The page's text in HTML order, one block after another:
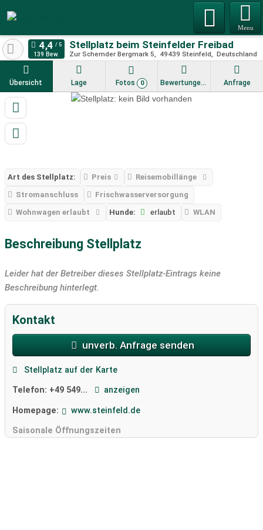
Menu
Stellplatz beim Steinfelder Freibad
Zur Schemder Bergmark 5 49439 Steinfeld Deutschland
139 Bew.
Übersicht Lage Fotos 0 Bewertungen Anfrage
Art des Stellplatz: Preis
Reisemobillänge
Stromanschluss
Frischwasserversorgung
Wohnwagen erlaubt
Hunde: erlaubt WLAN
Beschreibung Stellplatz
Leider hat der Betreiber dieses Stellplatz-Eintrags keine
Beschreibung hinterlegt.
Kontakt
unverb. Anfrage senden
Stellplatz auf der Karte
Telefon: +49 549... anzeigen
Homepage: www.steinfeld.de
Saisonale Öffnungszeiten